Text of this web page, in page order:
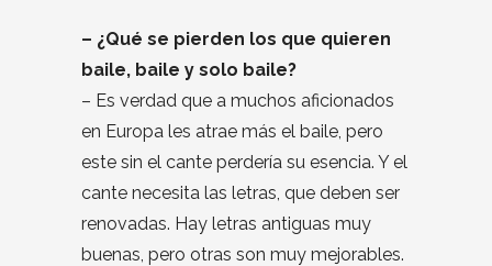
– ¿Qué se pierden los que quieren
baile, baile y solo baile?
– Es verdad que a muchos aficionados
en Europa les atrae más el baile, pero
este sin el cante perdería su esencia. Y el
cante necesita las letras, que deben ser
renovadas. Hay letras antiguas muy
buenas, pero otras son muy mejorables.